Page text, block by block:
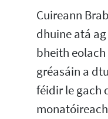
Cuireann
dhuine atá
bheith
gréasáin a
féidir le gach